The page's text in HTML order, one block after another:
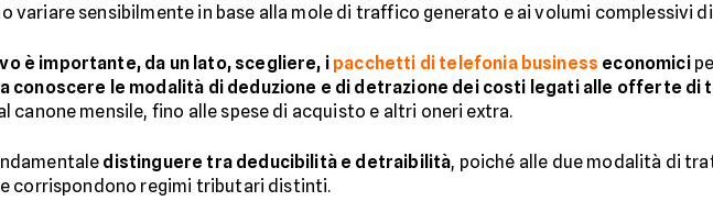
variare sensibilmente in base alla mole di traffico generato e ai volumi complessivi
è importante, da un lato, scegliere, i pacchetti di telefonia business economici
conoscere le modalità di deduzione e di detrazione dei costi legati alle offerte di
canone mensile, fino alle spese di acquisto e altri oneri extra.
distinguere tra deducibilità e detraibilità, poiché alle due modalità di
corrispondono regimi tributari distinti.